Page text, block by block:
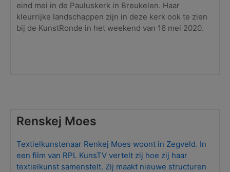
eind mei in de Pauluskerk in Breukelen. Haar
kleurrijke landschappen zijn in deze kerk ook te zien
bij de KunstRonde in het weekend van 16 mei 2020.
Renskej Moes
Textielkunstenaar Renkej Moes woont in Zegveld. In
een film van RPL KunsTV vertelt zij hoe zij haar
textielkunst samenstelt. Zij maakt nieuwe structuren